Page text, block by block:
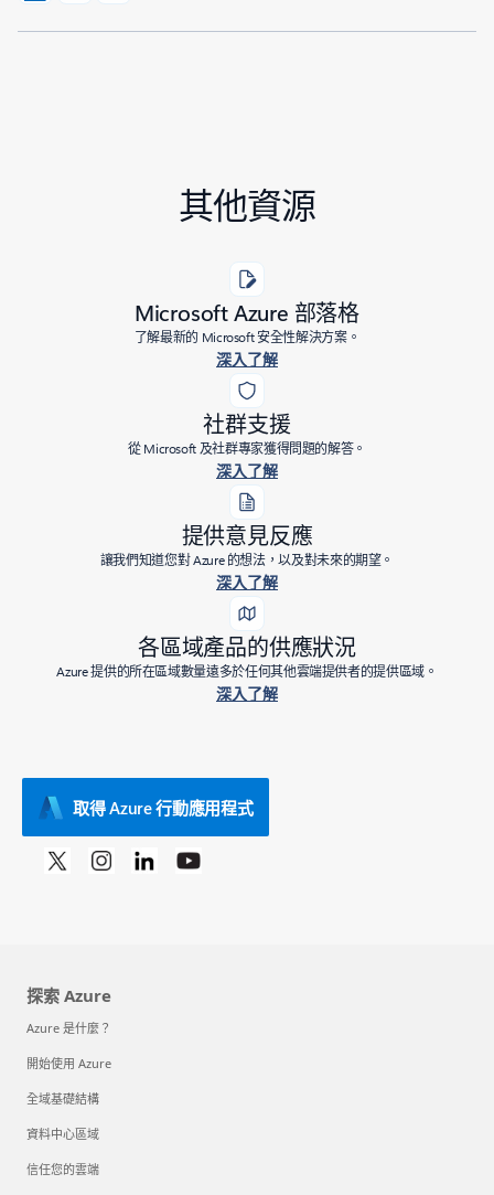
其他資源
Microsoft Azure 部落格
了解最新的 Microsoft 安全性解決方案。
深入了解
社群支援
從 Microsoft 及社群專家獲得問題的解答。
深入了解
提供意見反應
讓我們知道您對 Azure 的想法，以及對未來的期望。
深入了解
各區域產品的供應狀況
Azure 提供的所在區域數量遠多於任何其他雲端提供者的提供區域。
深入了解
取得 Azure 行動應用程式
探索 Azure
Azure 是什麼？
開始使用 Azure
全域基礎結構
資料中心區域
信任您的雲端